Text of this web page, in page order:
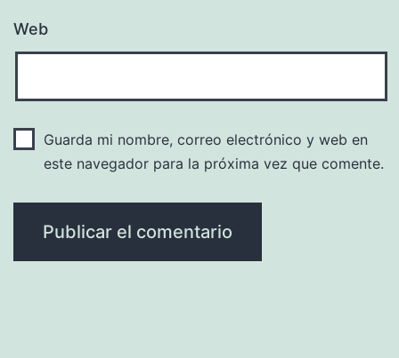
Web
Guarda mi nombre, correo electrónico y web en
este navegador para la próxima vez que comente.